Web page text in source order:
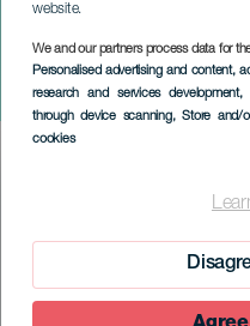
website.
We and our partners process data for
Personalised advertising and content,
research and services development,
through device scanning, Store and/
cookies
Bestigning
Los Reyes